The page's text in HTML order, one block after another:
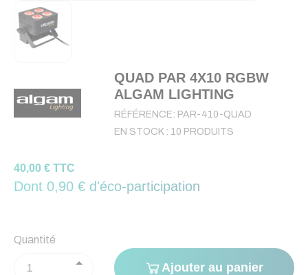
QUAD PAR 4X10 RGBW
ALGAM LIGHTING
RÉFÉRENCE: PAR-410-QUAD
EN STOCK : 10 PRODUITS
40,00 € TTC
Dont 0,90 € d'éco-participation
Quantité
Ajouter au panier